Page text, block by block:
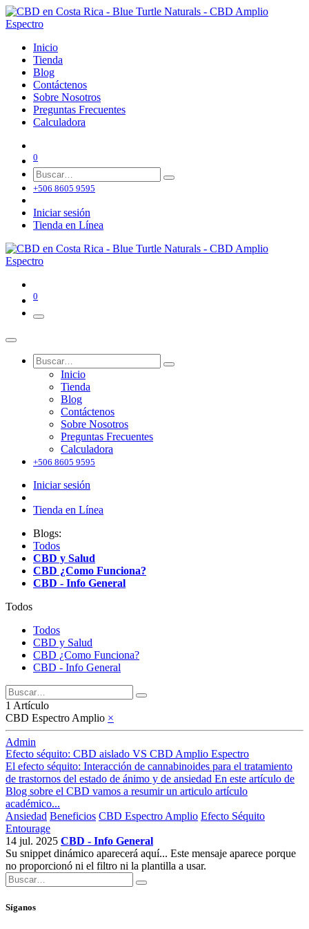
Inicio
Tienda
Blog
Contáctenos
Sobre Nosotros
Preguntas Frecuentes
Calculadora
0
+506 8605 9595
Iniciar sesión
Tienda en Línea
0
Inicio
Tienda
Blog
Contáctenos
Sobre Nosotros
Preguntas Frecuentes
Calculadora
+506 8605 9595
Iniciar sesión
Tienda en Línea
Blogs:
Todos
CBD y Salud
CBD ¿Como Funciona?
CBD - Info General
Todos
Todos
CBD y Salud
CBD ¿Como Funciona?
CBD - Info General
1 Artículo
CBD Espectro Amplio ×
Admin
Efecto séquito: CBD aislado VS CBD Amplio Espectro
El efecto séquito: Interacción de cannabinoides para el tratamiento
de trastornos del estado de ánimo y de ansiedad En este artículo de
Blog sobre el CBD vamos a resumir un articulo artículo
académico...
Ansiedad Beneficios CBD Espectro Amplio Efecto Séquito
Entourage
14 jul. 2025 CBD - Info General
Su snippet dinámico aparecerá aquí... Este mensaje aparece porque
no proporcionó ni el filtro ni la plantilla a usar.
Síganos